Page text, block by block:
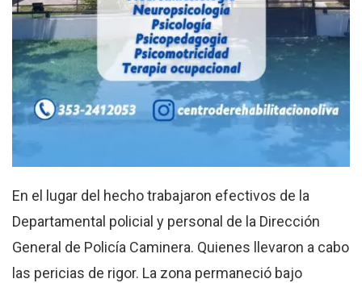
En el lugar del hecho trabajaron efectivos de la
Departamental policial y personal de la Dirección
General de Policía Caminera. Quienes llevaron a cabo
las pericias de rigor. La zona permaneció bajo